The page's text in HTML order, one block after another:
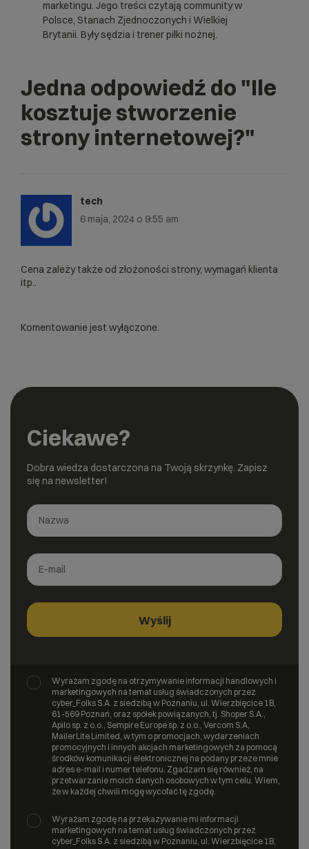
marketingu. Jego treści czytają community w
Polsce, Stanach Zjednoczonych i Wielkiej
Brytanii. Były sędzia i trener piłki nożnej.
Jedna odpowiedź do "Ile
kosztuje stworzenie
strony internetowej?"
tech
6 maja, 2024 o 9:55 am
Cena zależy także od złożoności strony, wymagań klienta
itp..
Komentowanie jest wyłączone.
Ciekawe?
Dobra wiedza dostarczona na Twoją skrzynkę. Zapisz
się na newsletter!
Wyrażam zgodę na otrzymywanie informacji handlowych i
marketingowych na temat usług świadczonych przez
cyber_Folks S.A. z siedzibą w Poznaniu, ul. Wierzbięcice 1B,
61-569 Poznań, oraz spółek powiązanych, tj. Shoper S.A.,
Apilo sp. z o.o., Sempire Europe sp. z o.o., Vercom S.A,
MailerLite Limited, w tym o promocjach, wydarzeniach
promocyjnych i innych akcjach marketingowych za pomocą
środków komunikacji elektronicznej na podany przeze mnie
adres e-mail i numer telefonu. Zgadzam się również, na
przetwarzanie moich danych osobowych w tym celu. Wiem,
że w każdej chwili mogę wycofać tę zgodę.
Wyrażam zgodę na przekazywanie mi informacji
marketingowych na temat usług świadczonych przez
cyber_Folks S.A. z siedzibą w Poznaniu, ul. Wierzbięcice 1B,